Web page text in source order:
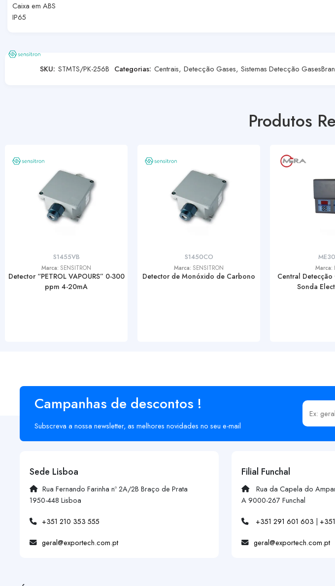
Caixa em ABS
IP65
SKU: STMTS/PK-256B Categorias: Centrais, Detecção Gases, Sistemas Detecção Gases
Produtos
S1455VB
Marca: SENSITRON
Detector “PETROL VAPOURS” 0-300
ppm 4-20mA
S1450CO
Marca: SENSITRON
Detector de Monóxido de Carbono
Marca:
Central
Sonda
Campanhas de descontos !
Subscreva a nossa newsletter, as melhores novidades no seu e-mail
Insira o
Sede Lisboa
Rua Fernando Farinha nº 2A/2B Braço de Prata
1950-448 Lisboa
+351 210 353 555
geral@exportech.com.pt
Filial Funchal
Rua da Capela do
A 9000-267 Funchal
+351 291 601 603 |
geral@exportech.com.pt